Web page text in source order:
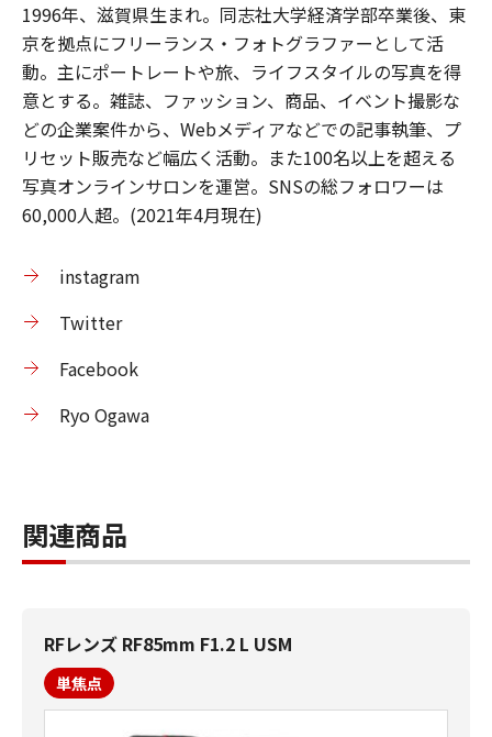
1996年、滋賀県生まれ。同志社大学経済学部卒業後、東
京を拠点にフリーランス・フォトグラファーとして活
動。主にポートレートや旅、ライフスタイルの写真を得
意とする。雑誌、ファッション、商品、イベント撮影な
どの企業案件から、Webメディアなどでの記事執筆、プ
リセット販売など幅広く活動。また100名以上を超える
写真オンラインサロンを運営。SNSの総フォロワーは
60,000人超。(2021年4月現在)
instagram
Twitter
Facebook
Ryo Ogawa
関連商品
RFレンズ RF85mm F1.2 L USM
単焦点